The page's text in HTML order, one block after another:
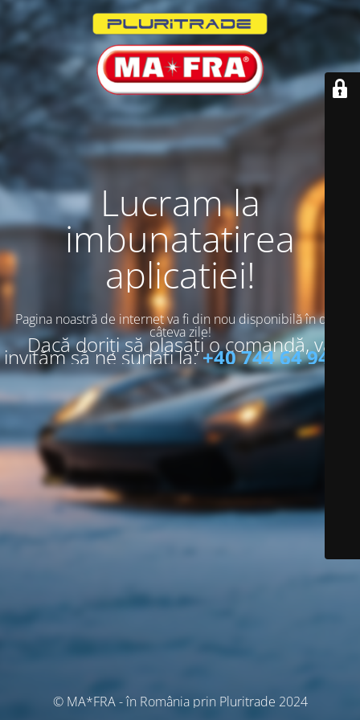
Lucram la
imbunatatirea
aplicatiei!
Pagina noastră de internet va fi din nou disponibilă în doar
câteva zile!
Dacă doriți să plasați o comandă, vă
invităm să ne sunați la:+40 744 64 94 13
© MA*FRA - în România prin Pluritrade 2024